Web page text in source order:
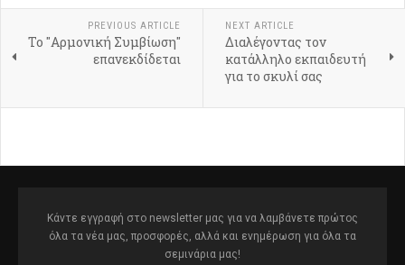
PREVIOUS ARTICLE
To "Αρμονική Συμβίωση"
επανεκδίδεται
NEXT ARTICLE
Διαλέγοντας τον
κατάλληλο εκπαιδευτή
για το σκυλί σας
Κάντε εγγραφή στο newsletter μας για να λαμβάνετε πρώτος
όλα τα νέα μας, προσφορές, αλλά και ενημέρωση για όλα τα
σεμινάρια μας!